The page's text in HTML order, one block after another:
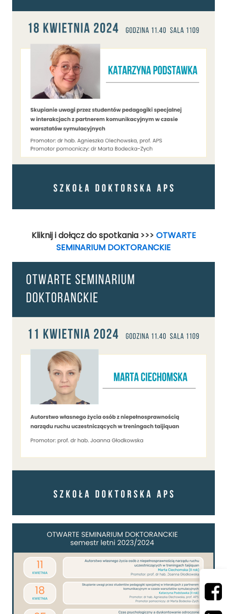
Kliknij i dołącz do spotkania >>> OTWARTE
SEMINARIUM DOKTORANCKIE